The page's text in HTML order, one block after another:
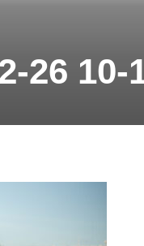
26 10-